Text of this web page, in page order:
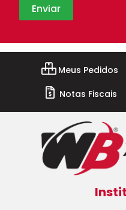
Meus Pedidos
Notas Fiscais